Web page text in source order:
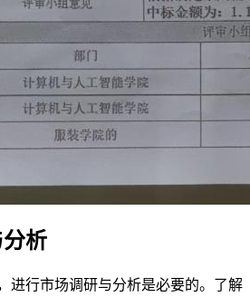
析
进行市场调研与分析是必要的。了解